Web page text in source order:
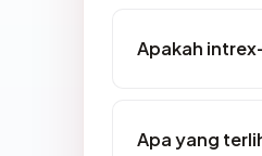
Apakah
Apa yang